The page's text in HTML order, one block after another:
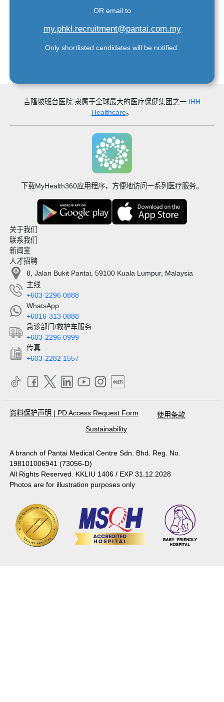
OR email to
my.phkl.recruitment@pantai.com.my
Only shortlisted candidates will be notified.
吉隆坡班台医院 隶属于全球最大的医疗保健集团之一 IHH
Healthcare。
下载MyHealth360应用程序，方便地访问一系列医疗服务。
关于我们
联系我们
新闻室
人才招聘
8, Jalan Bukit Pantai, 59100 Kuala Lumpur, Malaysia
主线
+603-2296 0888
WhatsApp
+6016-313 0888
急诊部门/救护车服务
+603-2296 0999
传真
+603-2282 1557
资料保护声明 | PD Access Request Form
使用条款
Sustainability
A branch of Pantai Medical Centre Sdn. Bhd. Reg. No.
198101006941 (73056-D)
All Rights Reserved. KKLIU 1406 / EXP 31.12.2028
Photos are for illustration purposes only